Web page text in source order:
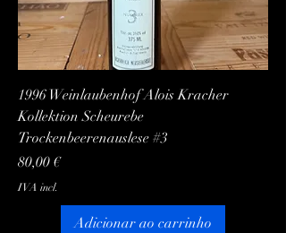
1996 Weinlaubenhof Alois Kracher
Kollektion Scheurebe
Trockenbeerenauslese #3
Preço
80,00 €
IVA incl.
Adicionar ao carrinho